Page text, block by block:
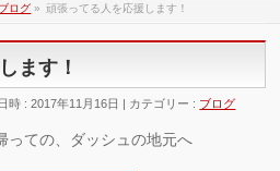
ブログ » 頑張ってる人を応援します！
ます！
時 : 2017年11月16日 カテゴリー : ブログ
っての、ダッシュの地元へ